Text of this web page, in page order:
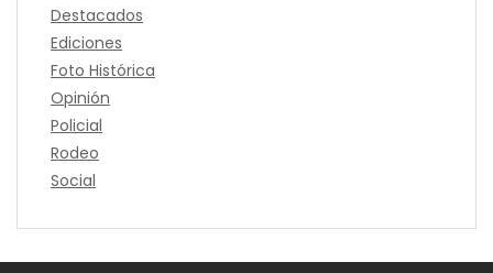
Destacados
Ediciones
Foto Histórica
Opinión
Policial
Rodeo
Social